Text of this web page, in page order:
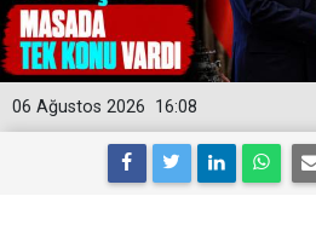
16:08
06 Ağustos 2026